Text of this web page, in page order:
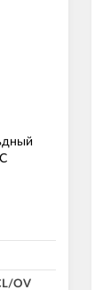
OV